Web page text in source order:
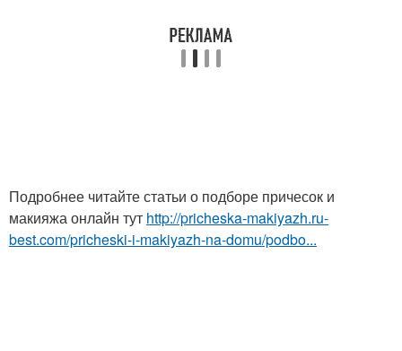
Подробнее читайте статьи о подборе причесок и
макияжа онлайн тут http://pricheska-makiyazh.ru-
best.com/pricheski-i-makiyazh-na-domu/podbo...